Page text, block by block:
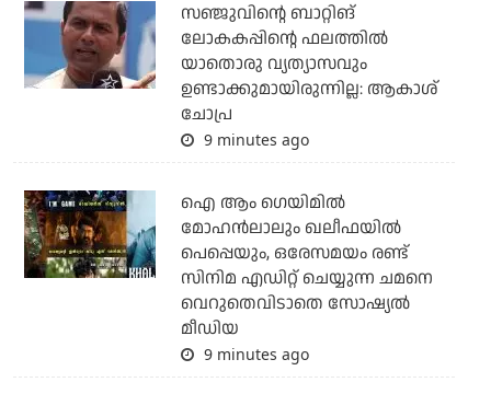
സഞ്ജുവിന്റെ ബാറ്റിങ്
ലോകകപ്പിന്റെ ഫലത്തില്‍
യാതൊരു വ്യത്യാസവും
ഉണ്ടാക്കുമായിരുന്നില്ല: ആകാശ്
ചോപ്ര
9 minutes ago
ഐ ആം ഗെയിമില്‍
മോഹന്‍ലാലും ഖലീഫയില്‍
പെപ്പെയും, ഒരേസമയം രണ്ട്
സിനിമ എഡിറ്റ് ചെയ്യുന്ന ചമനെ
വെറുതെവിടാതെ സോഷ്യല്‍
മീഡിയ
9 minutes ago